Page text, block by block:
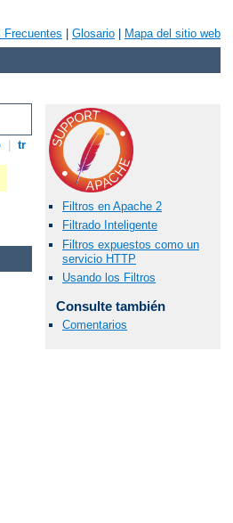
Frecuentes Glosario Mapa del sitio web
tr
Filtros en Apache 2
Filtrado Inteligente
Filtros expuestos como un
servicio HTTP
Usando los Filtros
Consulte también
Comentarios